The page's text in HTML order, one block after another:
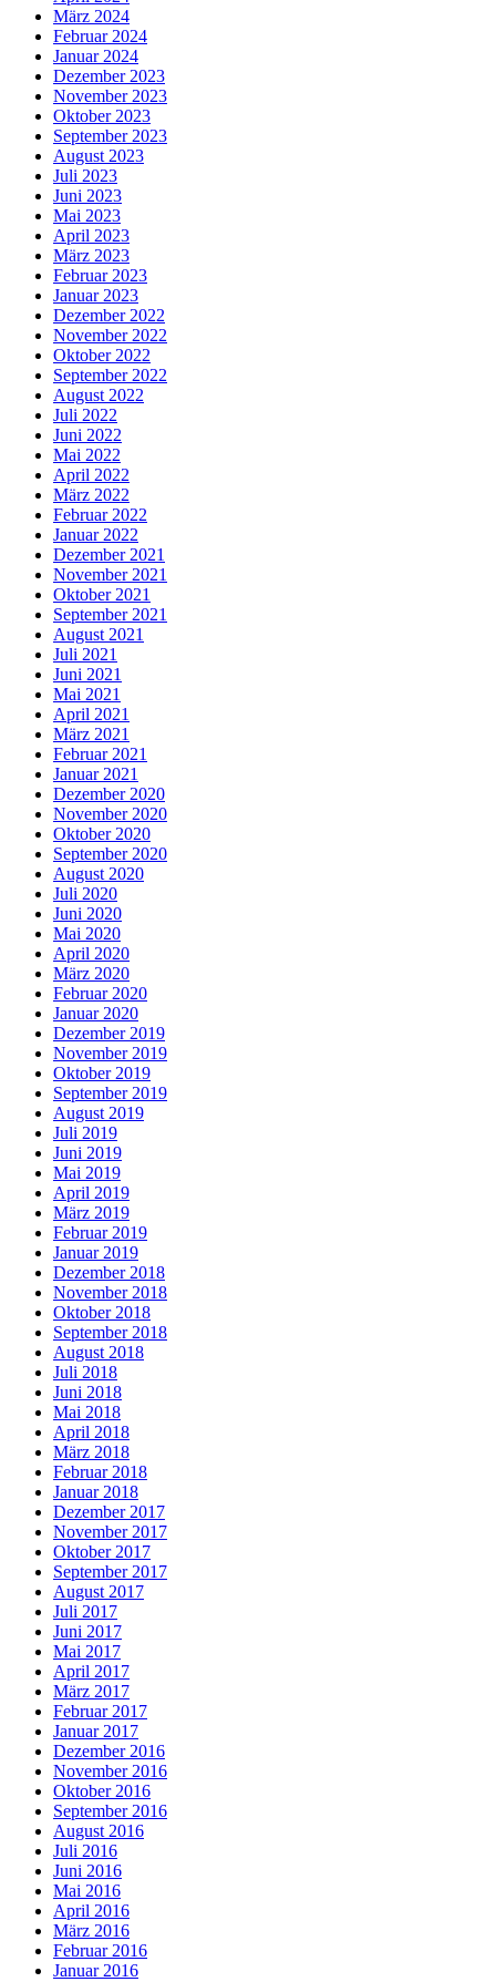
März 2024
Februar 2024
Januar 2024
Dezember 2023
November 2023
Oktober 2023
September 2023
August 2023
Juli 2023
Juni 2023
Mai 2023
April 2023
März 2023
Februar 2023
Januar 2023
Dezember 2022
November 2022
Oktober 2022
September 2022
August 2022
Juli 2022
Juni 2022
Mai 2022
April 2022
März 2022
Februar 2022
Januar 2022
Dezember 2021
November 2021
Oktober 2021
September 2021
August 2021
Juli 2021
Juni 2021
Mai 2021
April 2021
März 2021
Februar 2021
Januar 2021
Dezember 2020
November 2020
Oktober 2020
September 2020
August 2020
Juli 2020
Juni 2020
Mai 2020
April 2020
März 2020
Februar 2020
Januar 2020
Dezember 2019
November 2019
Oktober 2019
September 2019
August 2019
Juli 2019
Juni 2019
Mai 2019
April 2019
März 2019
Februar 2019
Januar 2019
Dezember 2018
November 2018
Oktober 2018
September 2018
August 2018
Juli 2018
Juni 2018
Mai 2018
April 2018
März 2018
Februar 2018
Januar 2018
Dezember 2017
November 2017
Oktober 2017
September 2017
August 2017
Juli 2017
Juni 2017
Mai 2017
April 2017
März 2017
Februar 2017
Januar 2017
Dezember 2016
November 2016
Oktober 2016
September 2016
August 2016
Juli 2016
Juni 2016
Mai 2016
April 2016
März 2016
Februar 2016
Januar 2016